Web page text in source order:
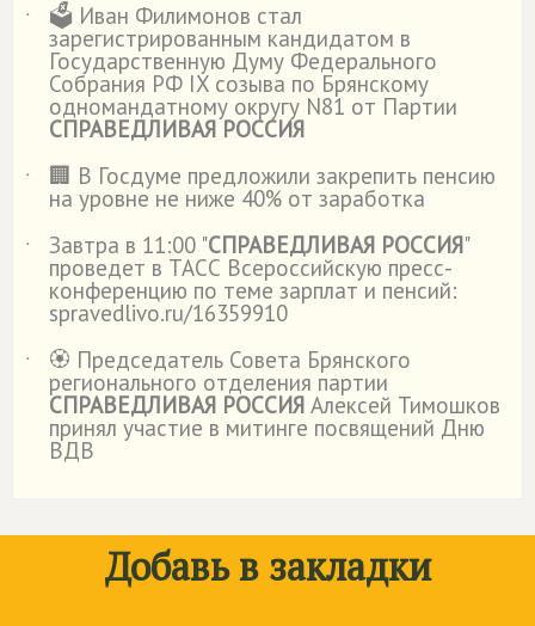
˙
🗳️ Иван Филимонов стал
зарегистрированным кандидатом в
Государственную Думу Федерального
Собрания РФ IX созыва по Брянскому
одномандатному округу N81 от Партии
СПРАВЕДЛИВАЯ РОССИЯ
˙
🏢 В Госдуме предложили закрепить пенсию
на уровне не ниже 40% от заработка
˙
Завтра в 11:00 "СПРАВЕДЛИВАЯ РОССИЯ"
проведет в ТАСС Всероссийскую пресс-
конференцию по теме зарплат и пенсий:
spravedlivo.ru/16359910
˙
🏵️ Председатель Совета Брянского
регионального отделения партии
СПРАВЕДЛИВАЯ РОССИЯ Алексей Тимошков
принял участие в митинге посвящений Дню
ВДВ
Добавь в закладки